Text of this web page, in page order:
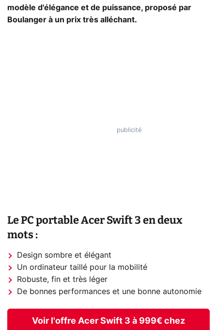
modèle d'élégance et de puissance, proposé par
Boulanger à un prix très alléchant.
Le PC portable Acer Swift 3 en deux
mots :
Design sombre et élégant
Un ordinateur taillé pour la mobilité
Robuste, fin et très léger
De bonnes performances et une bonne autonomie
Voir l'offre Acer Swift 3 à 999€ chez